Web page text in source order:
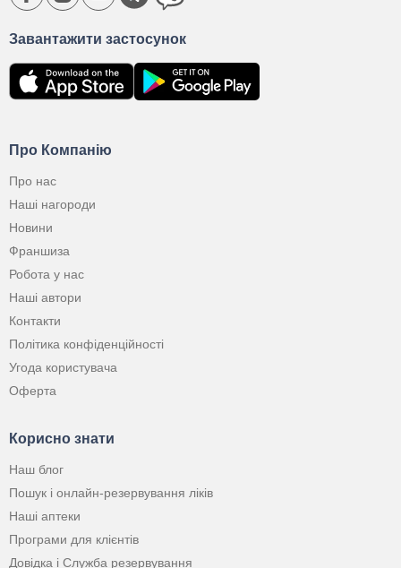
Про Компанію
Про нас
Наші нагороди
Новини
Франшиза
Робота у нас
Наші автори
Контакти
Політика конфіденційності
Угода користувача
Оферта
Корисно знати
Наш блог
Пошук і онлайн-резервування ліків
Наші аптеки
Програми для клієнтів
Довідка і Служба резервування
Завантажити застосунок